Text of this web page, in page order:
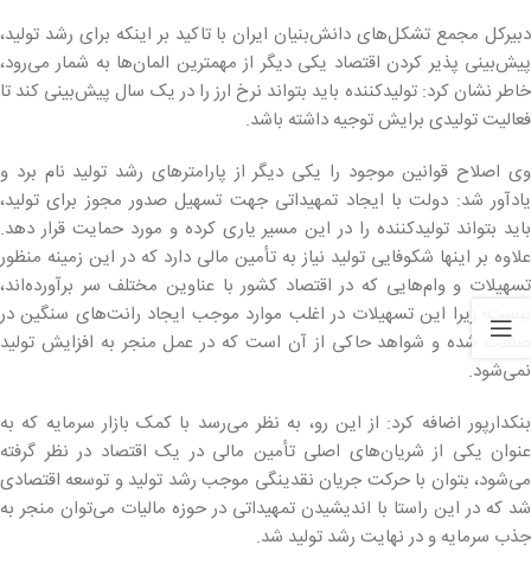
دبیرکل مجمع تشکل‌های دانش‌بنیان ایران با تاکید بر اینکه برای رشد تولید،
پیش‌بینی پذیر کردن اقتصاد یکی دیگر از مهمترین المان‌ها به شمار می‌رود،
خاطر نشان کرد: تولیدکننده باید بتواند نرخ ارز را در یک سال پیش‌بینی کند تا
فعالیت تولیدی برایش توجیه داشته باشد.
وی اصلاح قوانین موجود را یکی دیگر از پارامترهای رشد تولید نام برد و
یادآور شد: دولت با ایجاد تمهیداتی جهت تسهیل صدور مجوز برای تولید،
باید بتواند تولیدکننده را در این مسیر یاری کرده و مورد حمایت قرار دهد.
علاوه بر اینها شکوفایی تولید نیاز به تأمین مالی دارد که در این زمینه منظور
تسهیلات و وام‌هایی که در اقتصاد کشور با عناوین مختلف سر برآورده‌اند،
نیست؛ زیرا این تسهیلات در اغلب موارد موجب ایجاد رانت‌های سنگین در
صنعت شده و شواهد حاکی از آن است که در عمل منجر به افزایش تولید
نمی‌شود.
بنکدارپور اضافه کرد: از این رو، به نظر می‌رسد با کمک بازار سرمایه که به
عنوان یکی از شریان‌های اصلی تأمین مالی در یک اقتصاد در نظر گرفته
می‌شود، بتوان با حرکت جریان نقدینگی موجب رشد تولید و توسعه اقتصادی
شد که در این راستا با اندیشیدن تمهیداتی در حوزه مالیات می‌‎توان منجر به
جذب سرمایه و در نهایت رشد تولید شد.